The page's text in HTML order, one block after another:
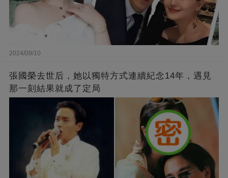
2024/09/10
張國榮去世后，她以獨特方式連續紀念14年，遇見
那一刻結果就成了定局